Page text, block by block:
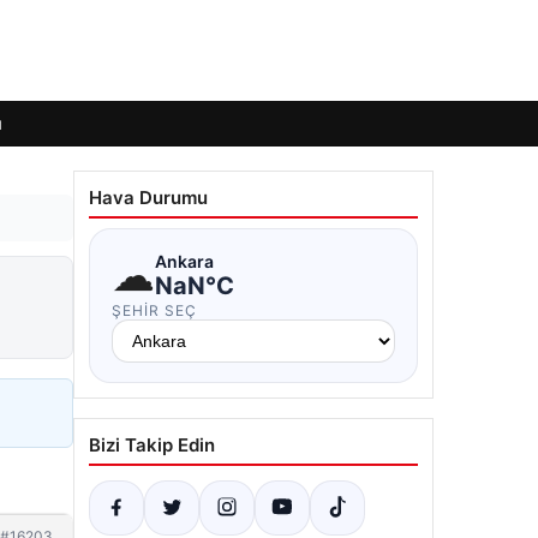
Hava Durumu
☁Ankara
NaN°C
ŞEHIR SEÇ
Bizi Takip Edin